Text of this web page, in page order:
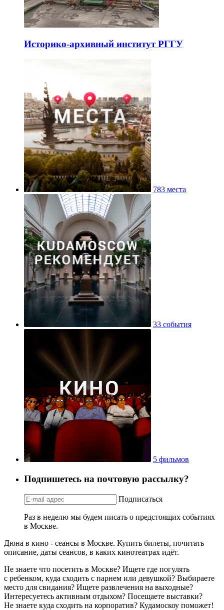
Историко-архивный институт РГГУ
783 места
33 события
5 фильмов
Подпишетесь на почтовую рассылку?
Подписаться
Раз в неделю мы будем писать о предстоящих событиях
в Москве.
Дюна в кино - сеансы в Москве. Купить билеты, почитать
описание, даты сеансов, в каких кинотеатрах идёт.
Не знаете что посетить в Москве? Ищете где погулять
с ребенком, куда сходить с парнем или девушкой? Выбираете
место для свидания? Ищете развлечения на выходные?
Интересуетесь активным отдыхом? Посещаете выставки?
Не знаете куда сходить на корпоратив? Кудамоскоу поможет!